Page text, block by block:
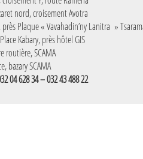
nord, croisement Avotra
Plaque « Vavahadin’ny Lanitra »
Kabary, près hôtel GIS
routière, SCAMA
bazary SCAMA
04 628 34 – 032 43 488 22